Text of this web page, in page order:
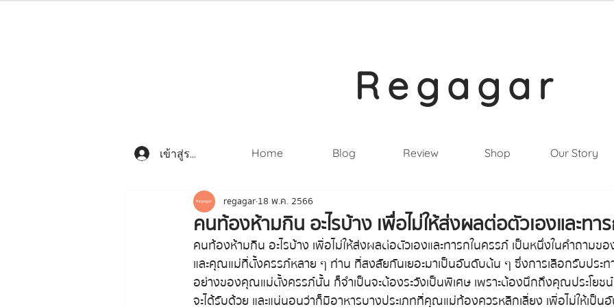
Regagar
เข้าสู่ระบบ Home Blog Review Shop Our Story
คนท้องห้ามกิน อะไรบ้าง เพื่อไม่ให้ส่งผลต่อตัวเองและทา
regagar18 พ.ค. 2566
คนท้องห้ามกิน อะไรบ้าง เพื่อไม่ให้ส่งผลต่อตัวเองและทารกในครรภ์ เป็นหนึ่งในคำถาม
และคุณแม่ที่ตั้งครรภ์หลาย ๆ ท่าน ที่สงสัยกันเยอะมาเป็นอันดับต้น ๆ ซึ่งการเลือกรับประท
อย่างของคุณแม่ตั้งครรภ์นั้น ก็จำเป็นจะต้องระวังเป็นพิเศษ เพราะต้องนึกถึงคุณประโย
จะได้รับด้วย และแน่นอนว่าก็มีอาหารบางประเภทที่คุณแม่ท้องควรหลีกเลี่ยง เพื่อไม่ให้เป็